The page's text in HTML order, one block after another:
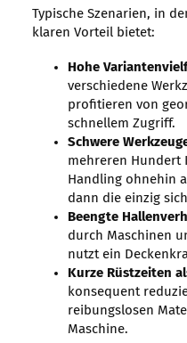
Typische Szenarien, in
klaren Vorteil bietet:
Hohe
verschiedene
profitieren von
schnellem Zugriff.
Schwere
mehreren Hundert
Handling ohnehin
dann die einzig
Beengte
durch Maschinen
nutzt ein
Kurze Rüstzeiten
konsequent
reibungslosen
Maschine.